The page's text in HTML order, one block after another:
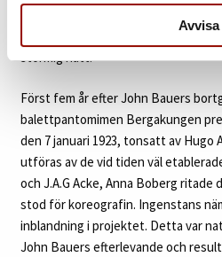
Avvisa
med, på väg till sitt nya liv i
stormig natt.
Först fem år efter John Bauers
balettpantomimen Bergakungen
den 7 januari 1923, tonsatt av
utföras av de vid tiden väl
och J.A.G Acke, Anna Boberg ritade
stod för koreografin. Ingenstans
inblandning i projektet. Detta var
John Bauers efterlevande och